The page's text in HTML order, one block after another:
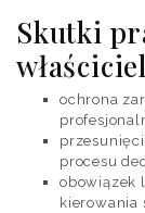
Skutki
ochrona
procesu
obowiązek
kierowania